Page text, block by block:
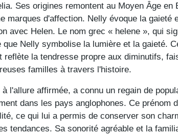
Ses origines remontent au Moyen Âge
marques d'affection. Nelly évoque la gaieté
avec Helen. Le nom grec « helene », qui
que Nelly symbolise la lumière et la gaieté.
reflète la tendresse propre aux diminutifs,
familles à travers l'histoire.
à l'allure affirmée, a connu un regain de
dans les pays anglophones. Ce prénom
ce qui lui a permis de conserver son
tendances. Sa sonorité agréable et la